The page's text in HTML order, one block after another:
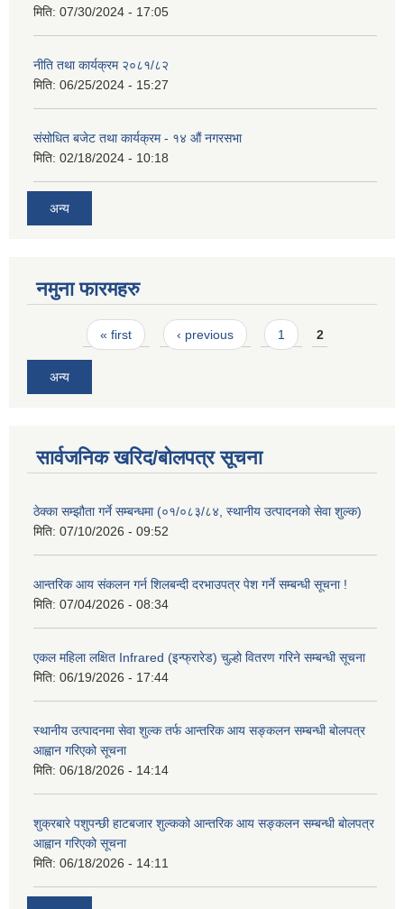
मिति: 07/30/2024 - 17:05
नीति तथा कार्यक्रम २०८१/८२
मिति: 06/25/2024 - 15:27
संसोधित बजेट तथा कार्यक्रम - १४ औं नगरसभा
मिति: 02/18/2024 - 10:18
अन्य
नमुना फारमहरु
Pages« first ‹ previous 1 2
अन्य
सार्वजनिक खरिद/बोलपत्र सूचना
ठेक्का सम्झौता गर्ने सम्बन्धमा (०१/०८३/८४, स्थानीय उत्पादनको सेवा शुल्क)
मिति: 07/10/2026 - 09:52
आन्तरिक आय संकलन गर्न शिलबन्दी दरभाउपत्र पेश गर्ने सम्बन्धी सूचना !
मिति: 07/04/2026 - 08:34
एकल महिला लक्षित Infrared (इन्फ्रारेड) चुल्हो वितरण गरिने सम्बन्धी सूचना
मिति: 06/19/2026 - 17:44
स्थानीय उत्पादनमा सेवा शुल्क तर्फ आन्तरिक आय सङ्कलन सम्बन्धी बोलपत्र
आह्वान गरिएको सूचना
मिति: 06/18/2026 - 14:14
शुक्रबारे पशुपन्छी हाटबजार शुल्कको आन्तरिक आय सङ्कलन सम्बन्धी बोलपत्र
आह्वान गरिएको सूचना
मिति: 06/18/2026 - 14:11